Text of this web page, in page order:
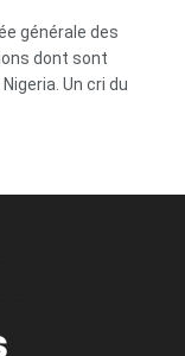
»
générale des
dont sont
Un cri du